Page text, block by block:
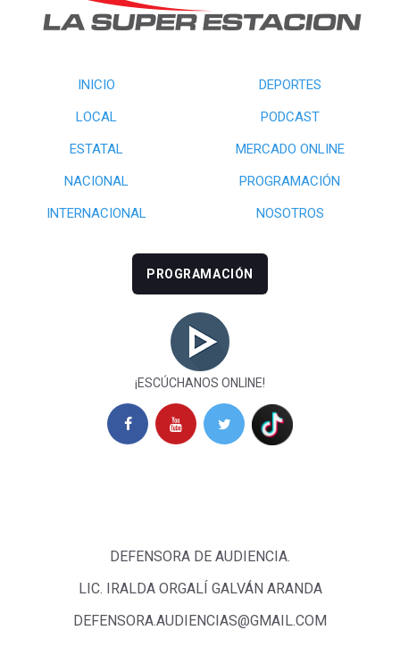
INICIO
DEPORTES
LOCAL
PODCAST
ESTATAL
MERCADO ONLINE
NACIONAL
PROGRAMACIÓN
INTERNACIONAL
NOSOTROS
PROGRAMACIÓN
¡ESCÚCHANOS ONLINE!
DEFENSORA DE AUDIENCIA.
LIC. IRALDA ORGALÍ GALVÁN ARANDA
DEFENSORA.AUDIENCIAS@GMAIL.COM